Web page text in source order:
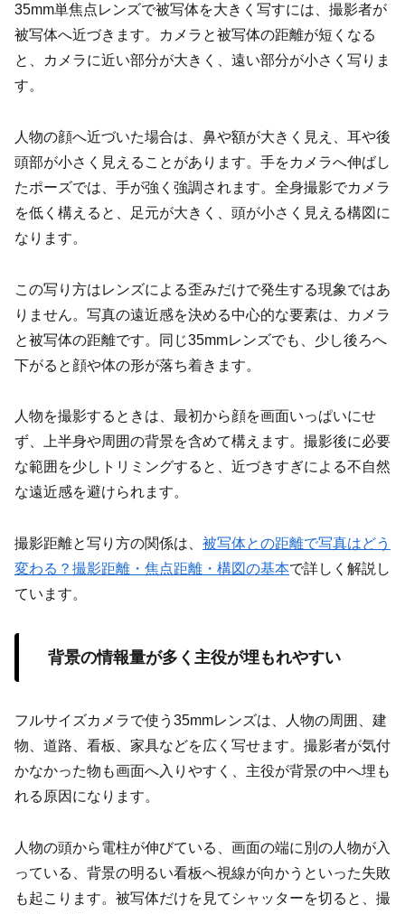
35mm単焦点レンズで被写体を大きく写すには、撮影者が
被写体へ近づきます。カメラと被写体の距離が短くなる
と、カメラに近い部分が大きく、遠い部分が小さく写りま
す。
人物の顔へ近づいた場合は、鼻や額が大きく見え、耳や後
頭部が小さく見えることがあります。手をカメラへ伸ばし
たポーズでは、手が強く強調されます。全身撮影でカメラ
を低く構えると、足元が大きく、頭が小さく見える構図に
なります。
この写り方はレンズによる歪みだけで発生する現象ではあ
りません。写真の遠近感を決める中心的な要素は、カメラ
と被写体の距離です。同じ35mmレンズでも、少し後ろへ
下がると顔や体の形が落ち着きます。
人物を撮影するときは、最初から顔を画面いっぱいにせ
ず、上半身や周囲の背景を含めて構えます。撮影後に必要
な範囲を少しトリミングすると、近づきすぎによる不自然
な遠近感を避けられます。
撮影距離と写り方の関係は、 被写体との距離で写真はどう
変わる？撮影距離・焦点距離・構図の基本で詳しく解説し
ています。
背景の情報量が多く主役が埋もれやすい
フルサイズカメラで使う35mmレンズは、人物の周囲、建
物、道路、看板、家具などを広く写せます。撮影者が気付
かなかった物も画面へ入りやすく、主役が背景の中へ埋も
れる原因になります。
人物の頭から電柱が伸びている、画面の端に別の人物が入
っている、背景の明るい看板へ視線が向かうといった失敗
も起こります。被写体だけを見てシャッターを切ると、撮